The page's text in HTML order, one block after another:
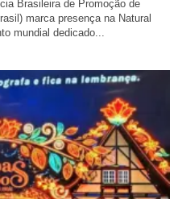
Brasileira de Promoção de
marca presença na Natural
mundial dedicado...